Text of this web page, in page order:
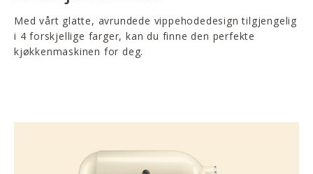
Med vårt glatte, avrundede vippehodedesign tilgjengelig
i 4 forskjellige farger, kan du finne den perfekte
kjøkkenmaskinen for deg.